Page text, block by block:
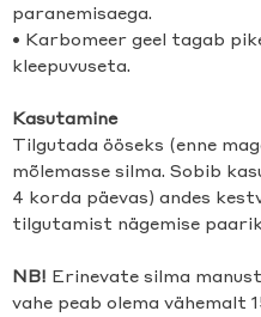
paranemisaega.
• Karbomeer geel tagab
kleepuvuseta.
Kasutamine
Tilgutada ööseks (enne
mõlemasse silma. Sobib
4 korda päevas) andes
tilgutamist nägemise
NB! Erinevate silma
vahe peab olema vähemalt